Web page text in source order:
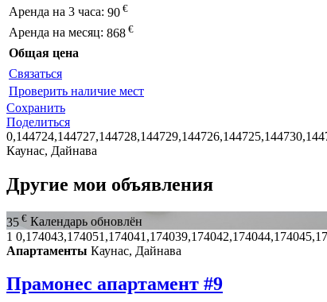
Аренда на 3 часа: 90 €
Аренда на месяц: 868 €
Общая цена
Связаться
Проверить наличие мест
Сохранить
Поделиться
Каунас, Дайнава
Другие мои объявления
35 € Календарь обновлён
1
Апартаменты Каунас, Дайнава
Прамонес апартамент #9